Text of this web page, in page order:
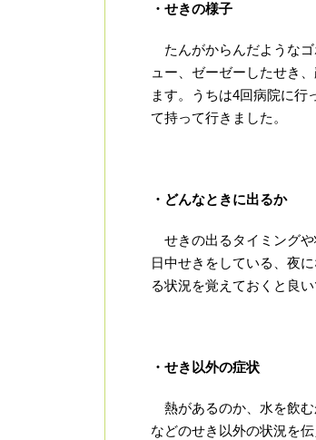
・せきの様子
たんがからんだようなゴ
ュー、ゼーゼーしたせき
ます。うちは4回病院に行
て持って行きました。
・どんなときに出るか
せきの出るタイミングや
日中せきをしている、夜
る状況を覚えておくと良い
・せき以外の症状
熱があるのか、水を飲む
などのせき以外の状況を伝